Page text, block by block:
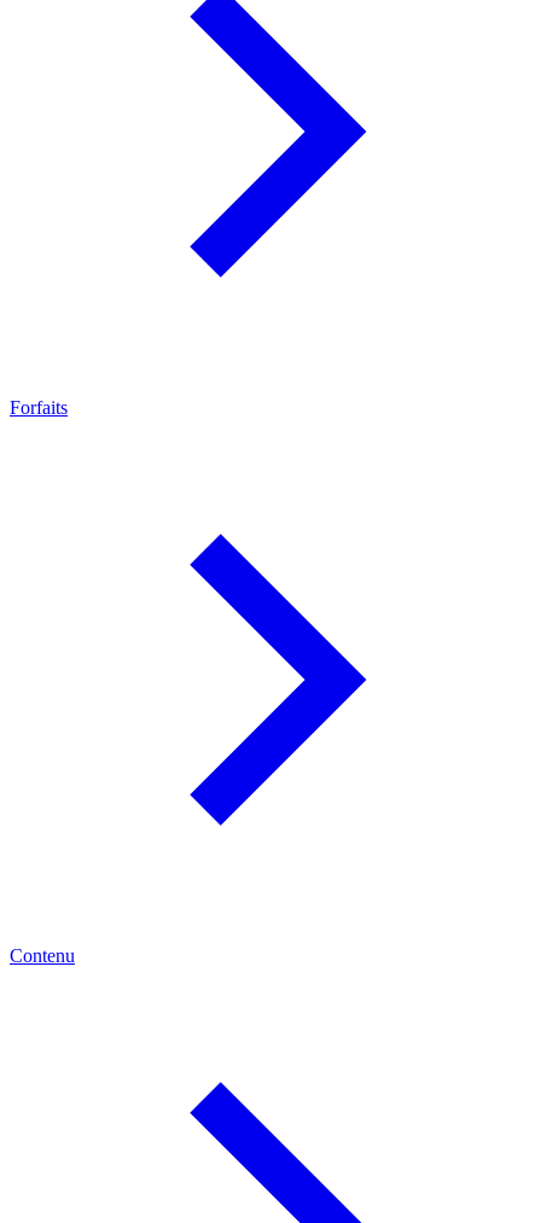
Forfaits
Contenu